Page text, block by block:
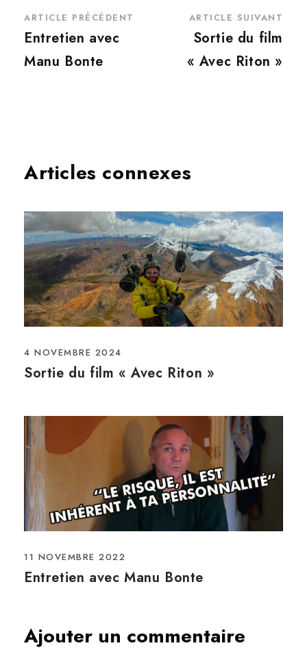
ARTICLE PRÉCÉDENT
Entretien avec
Manu Bonte
ARTICLE SUIVANT
Sortie du film
« Avec Riton »
Articles connexes
4 NOVEMBRE 2024
Sortie du film « Avec Riton »
11 NOVEMBRE 2022
Entretien avec Manu Bonte
Ajouter un commentaire